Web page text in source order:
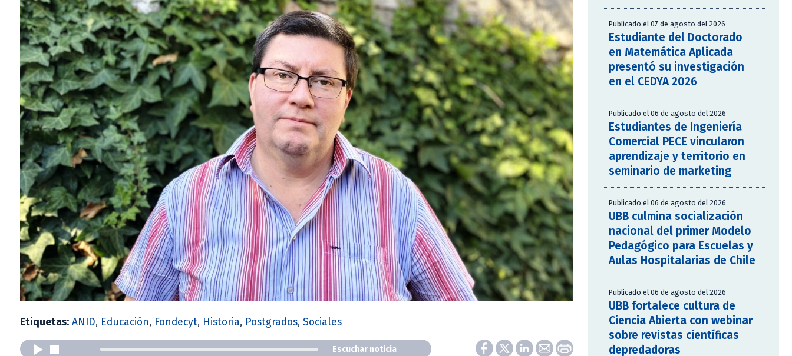
Etiquetas: ANID, Educación, Fondecyt, Historia, Postgrados, Sociales
Escuchar noticia
Publicado el 07 de agosto del 2026
Estudiante del Doctorado
en Matemática Aplicada
presentó su investigación
en el CEDYA 2026
Publicado el 06 de agosto del 2026
Estudiantes de Ingeniería
Comercial PECE vincularon
aprendizaje y territorio en
seminario de marketing
Publicado el 06 de agosto del 2026
UBB culmina socialización
nacional del primer Modelo
Pedagógico para Escuelas y
Aulas Hospitalarias de Chile
Publicado el 06 de agosto del 2026
UBB fortalece cultura de
Ciencia Abierta con webinar
sobre revistas científicas
depredadoras